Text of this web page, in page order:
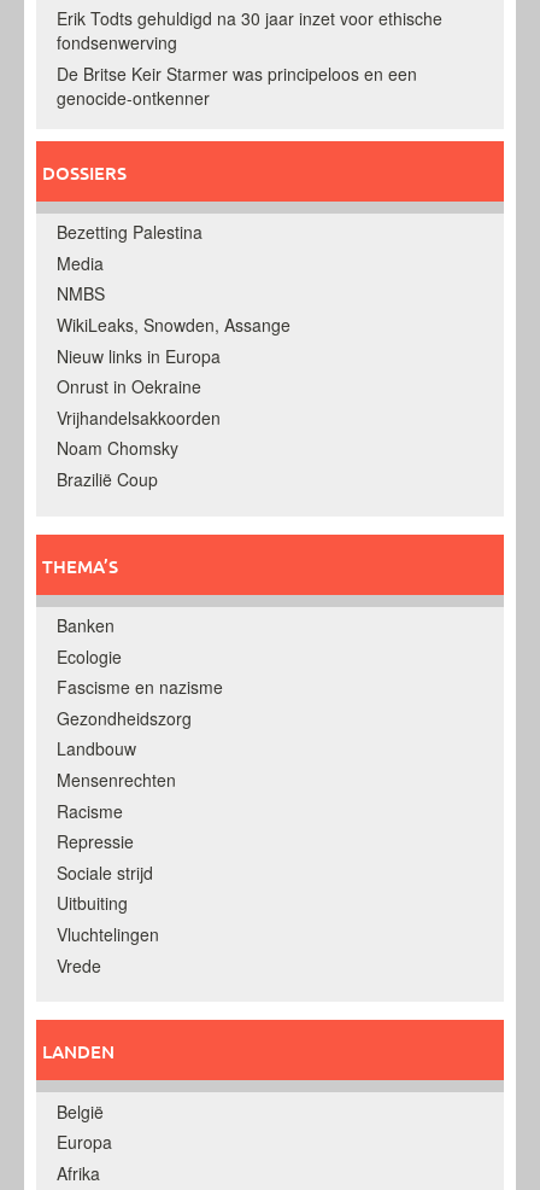
Erik Todts gehuldigd na 30 jaar inzet voor ethische
fondsenwerving
De Britse Keir Starmer was principeloos en een
genocide-ontkenner
DOSSIERS
Bezetting Palestina
Media
NMBS
WikiLeaks, Snowden, Assange
Nieuw links in Europa
Onrust in Oekraine
Vrijhandelsakkoorden
Noam Chomsky
Brazilië Coup
THEMA’S
Banken
Ecologie
Fascisme en nazisme
Gezondheidszorg
Landbouw
Mensenrechten
Racisme
Repressie
Sociale strijd
Uitbuiting
Vluchtelingen
Vrede
LANDEN
België
Europa
Afrika